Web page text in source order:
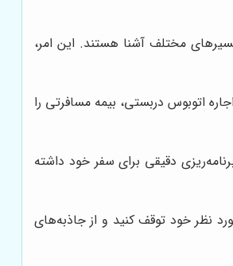
مختلف آشنا هستند. این امر،
اتوبوس دربستی، بیمه مسافرتی را
دقیقی برای سفر خود داشته
نظر خود توقف کنید و از جاذبه‌های